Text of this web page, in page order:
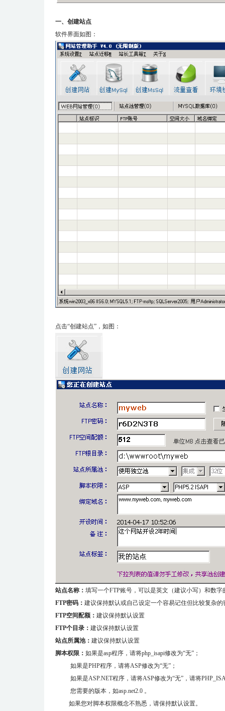
一、创建站点
软件界面如图：
点击“创建站点”，如图：
站点名称： 填写一个FTP账号，可以是英文（建议小写）和数字
FTP密码： 建议保持默认或自己设定一个容易记住但比较复杂的
FTP空间配额： 建议保持默认设置
FTP个目录： 建议保持默认设置
站点所属池： 建议保持默认设置
脚本权限： 如果是asp程序，请将php_isapi修改为“无”；
如果是PHP程序，请将ASP修改为“无”；
如果是ASP.NET程序，请将ASP修改为“无”，请将
您需要的版本， 如asp.net2.0 。
如果您对脚本权限概念不熟悉，请保持默认设置。